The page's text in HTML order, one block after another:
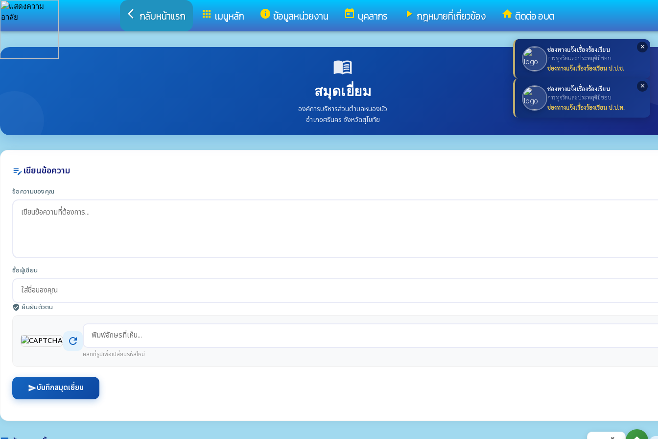
✕
ช่องทางแจ้งเรื่องร้องเรียน
การทุจริตและประพฤติมิชอบ
ช่องทางแจ้งเรื่องร้องเรียน ป.ป.ช.
✕
ช่องทางแจ้งเรื่องร้องเรียน
การทุจริตและประพฤติมิชอบ
ช่องทางแจ้งเรื่องร้องเรียน ป.ป.ท.
arrow_back_ios กลับหน้าแรก apps เมนูหลัก info ข้อมูลหน่วยงาน today บุคลากร play_arrow กฎหมายที่เกี่ยวข้อง home ติดต่อ อบต
menu_book
สมุดเยี่ยม
องค์การบริหารส่วนตำบลหนองบัว
อำเภอศรีนคร จังหวัดสุโขทัย
edit_noteเขียนข้อความ
ข้อความของคุณ
ชื่อผู้เขียน
verified_user ยืนยันตัวตน
refresh
คลิกที่รูปเพื่อเปลี่ยนรหัสใหม่
sendบันทึกสมุดเยี่ยม